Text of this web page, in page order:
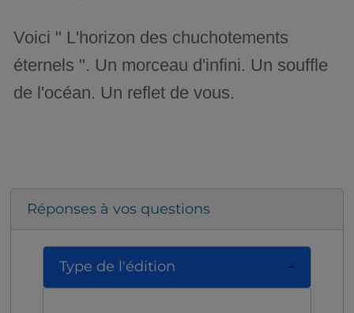
Voici " L'horizon des chuchotements
éternels ". Un morceau d'infini. Un souffle
de l'océan. Un reflet de vous.
Réponses à vos questions
Type de l'édition